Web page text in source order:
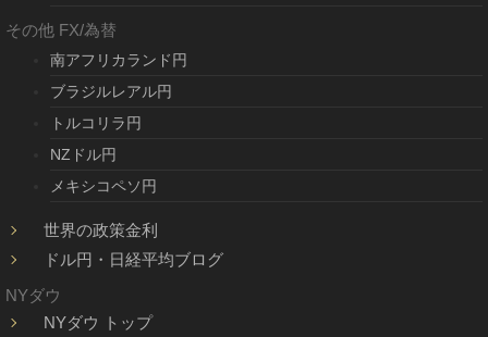
その他 FX/為替
南アフリカランド円
ブラジルレアル円
トルコリラ円
NZドル円
メキシコペソ円
世界の政策金利
ドル円・日経平均ブログ
NYダウ
NYダウ トップ